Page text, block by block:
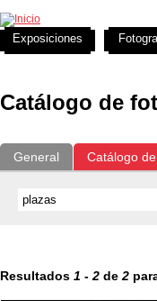
Catálogo de
General Catálogo
Resultados 1 - 2 de 2
Exposiciones